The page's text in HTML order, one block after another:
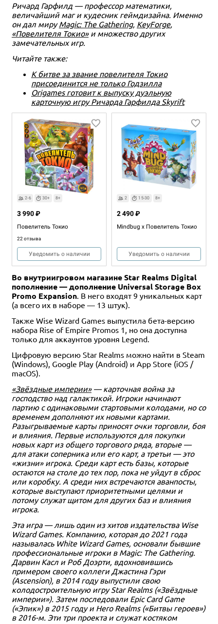
Ричард Гарфилд — профессор математики,
величайший маг и кудесник геймдизайна. Именно
он дал мируMagic: The Gathering, KeyForge,
«Повелителя Токио»и множество других
замечательных игр.
Читайте также:
К битве за звание повелителя Токио
присоединится не только Годзилла
Origames готовит к выпуску дуэльную
карточную игру Ричарда Гарфилда Skyrift
2-6 30+ 8+
Повелитель Токио
22 отзыва
3 990 ₽
Уведомить о наличии
2 15-30 8+
Mindbug x Повелитель Токио
2 490 ₽
Уведомить о наличии
2-4
6 отзывов
5 490 ₽
Купить
2-5 10+
облаках
2 990 ₽
Уведомить о наличии
Во внутриигровом магазине Star Realms Digital
пополнение — дополнение Universal Storage Box
Promo Expansion. В него входят 9 уникальных карт
(а всего их в наборе — 13 штук).
Также Wise Wizard Games выпустила бета-версию
набора Rise of Empire Promos 1, но она доступна
только для аккаунтов уровня Legend.
Цифровую версию Star Realms можно найти в Steam
(Windows), Google Play (Android) и App Store (iOS /
macOS).
«Звёздные империи»— карточная война за
господство над галактикой. Игроки начинают
партию с одинаковыми стартовыми колодами, но со
временем дополняют их новыми картами.
Разыгрываемые карты приносят очки торговли, боя
и влияния. Первые используются для покупки
новых карт из общего торгового ряда, вторые —
для атаки соперника или его карт, а третьи — это
«жизни» игрока. Среди карт есть базы, которые
остаются на столе до тех пор, пока не уйдут в сброс
или коробку. А среди них встречаются аванпосты,
которые выступают приоритетными целями и
потому служат щитом для других баз и влияния
игрока.
Эта игра — лишь один из хитов издательства Wise
Wizard Games. Компанию, которая до 2021 года
называлась White Wizard Games, основали бывшие
профессиональные игроки в Magic: The Gathering.
Дарвин Касл и Роб Доэрти, вдохновившись
примером своего коллеги Джастина Гэри
(Ascension), в 2014 году выпустили свою
колодостроительную игру Star Realms («Звёздные
империи»). Затем последовали Epic Card Game
(«Эпик») в 2015 году и Hero Realms («Битвы героев»)
в 2016-м. Эти три проекта и служат костяком